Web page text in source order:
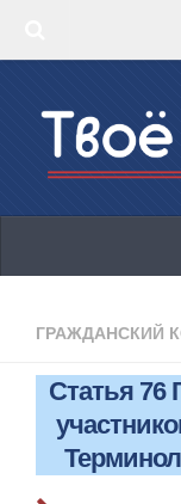
‣ КБК 2019
КБК 2019
ОКВЭД 2019
Онлайн-кассы
Законодательство
ГРАЖДАНСКИЙ
Статья 76